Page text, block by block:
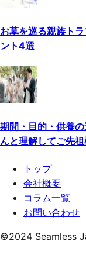
お墓を巡る親族ト
ント4選
期間・目的・供養
んと理解してご先
トップ
会社概要
コラム一覧
お問い合わせ
©2024 Seamless